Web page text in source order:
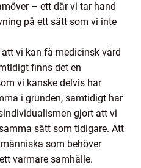
– ett där vi tar hand
på ett sätt som vi inte
vi kan få medicinsk vård
finns det en
vi kanske delvis har
i grunden, samtidigt har
gjort att vi
sätt som tidigare. Att
som behöver
varmare samhälle.